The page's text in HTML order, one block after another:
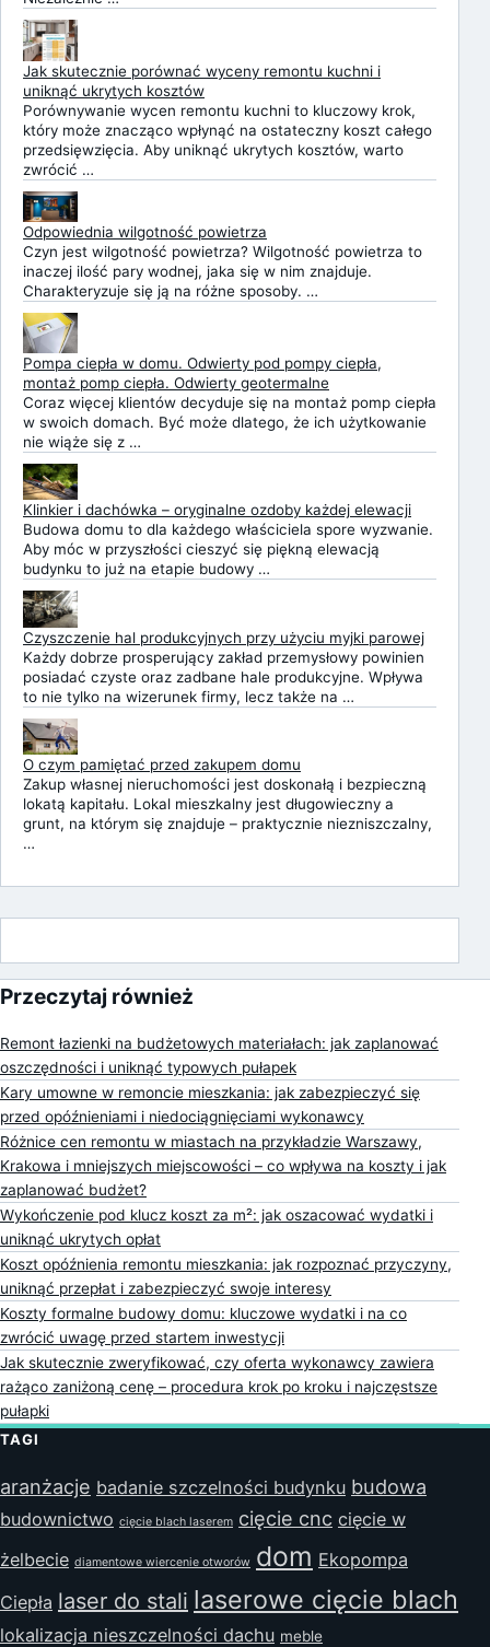
Jak skutecznie porównać wyceny remontu kuchni i
uniknąć ukrytych kosztów
Porównywanie wycen remontu kuchni to kluczowy krok,
który może znacząco wpłynąć na ostateczny koszt całego
przedsięwzięcia. Aby uniknąć ukrytych kosztów, warto
zwrócić …
Odpowiednia wilgotność powietrza
Czyn jest wilgotność powietrza? Wilgotność powietrza to
inaczej ilość pary wodnej, jaka się w nim znajduje.
Charakteryzuje się ją na różne sposoby. …
Pompa ciepła w domu. Odwierty pod pompy ciepła,
montaż pomp ciepła. Odwierty geotermalne
Coraz więcej klientów decyduje się na montaż pomp ciepła
w swoich domach. Być może dlatego, że ich użytkowanie
nie wiąże się z …
Klinkier i dachówka – oryginalne ozdoby każdej elewacji
Budowa domu to dla każdego właściciela spore wyzwanie.
Aby móc w przyszłości cieszyć się piękną elewacją
budynku to już na etapie budowy …
Czyszczenie hal produkcyjnych przy użyciu myjki parowej
Każdy dobrze prosperujący zakład przemysłowy powinien
posiadać czyste oraz zadbane hale produkcyjne. Wpływa
to nie tylko na wizerunek firmy, lecz także na …
O czym pamiętać przed zakupem domu
Zakup własnej nieruchomości jest doskonałą i bezpieczną
lokatą kapitału. Lokal mieszkalny jest długowieczny a
grunt, na którym się znajduje – praktycznie niezniszczalny,
…
Przeczytaj również
Remont łazienki na budżetowych materiałach: jak zaplanować
oszczędności i uniknąć typowych pułapek
Kary umowne w remoncie mieszkania: jak zabezpieczyć się
przed opóźnieniami i niedociągnięciami wykonawcy
Różnice cen remontu w miastach na przykładzie Warszawy,
Krakowa i mniejszych miejscowości – co wpływa na koszty i jak
zaplanować budżet?
Wykończenie pod klucz koszt za m²: jak oszacować wydatki i
uniknąć ukrytych opłat
Koszt opóźnienia remontu mieszkania: jak rozpoznać przyczyny,
uniknąć przepłat i zabezpieczyć swoje interesy
Koszty formalne budowy domu: kluczowe wydatki i na co
zwrócić uwagę przed startem inwestycji
Jak skutecznie zweryfikować, czy oferta wykonawcy zawiera
rażąco zaniżoną cenę – procedura krok po kroku i najczęstsze
pułapki
TAGI
aranżacje badanie szczelności budynku budowa
budownictwo cięcie blach laserem cięcie cnc cięcie w
żelbecie diamentowe wiercenie otworów dom Ekopompa
Ciepła laser do stali laserowe cięcie blach
lokalizacja nieszczelności dachu meble